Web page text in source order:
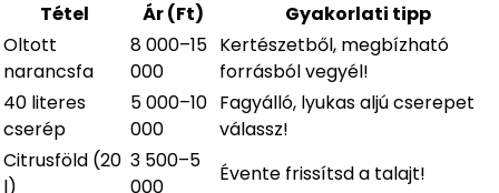
Tétel
Ár (Ft)
Gyakorlati tipp
Oltott
narancsfa
8 000–15
000
Kertészetből, megbízható
forrásból vegyél!
40 literes
cserép
5 000–10
000
Fagyálló, lyukas aljú cserepet
válassz!
Citrusföld (20
l)
3 500–5
000
Évente frissítsd a talajt!